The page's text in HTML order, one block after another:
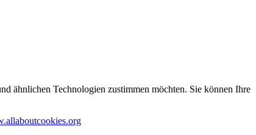
ähnlichen Technologien zustimmen möchten. Sie können Ihre